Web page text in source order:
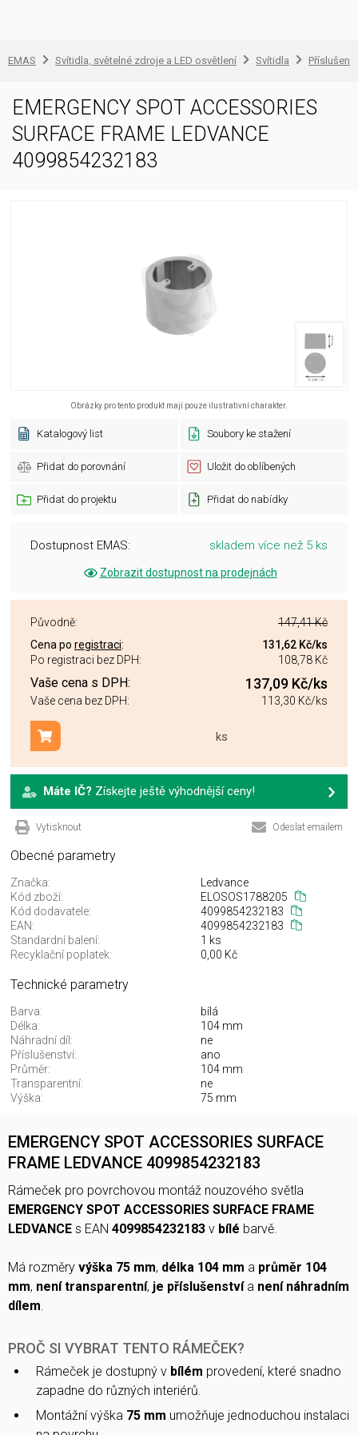
EMAS Svítidla, světelné zdroje a LED osvětlení Svítidla
EMERGENCY SPOT ACCESSORIES
SURFACE FRAME LEDVANCE
4099854232183
Obrázky pro tento produkt mají pouze ilustrativní charakter.
Katalogový list Soubory ke stažení
Přidat do porovnání Uložit do oblíbených
Přidat do projektu Přidat do nabídky
Dostupnost EMAS: skladem více než 5 ks
Zobrazit dostupnost na prodejnách
Původně:
147,41 Kč
Cena po registraci: 131,62 Kč/ks
Po registraci bez DPH:
108,78 Kč
Vaše cena s DPH: 137,09 Kč/ks
Vaše cena bez DPH: 113,30 Kč/ks
ks
Přidat do košíku
Máte IČ? Získejte ještě výhodnější ceny!
Vytisknout Odeslat emailem
Obecné parametry
Značka:
Ledvance
Kód zboží:
ELOSOS1788205
Kód dodavatele:
4099854232183
EAN:
4099854232183
Standardní balení:
1 ks
Recyklační poplatek:
0,00 Kč
Technické parametry
Barva:
bílá
Délka:
104 mm
Náhradní díl:
ne
Příslušenství:
ano
Průměr:
104 mm
Transparentní:
ne
Výška:
75 mm
EMERGENCY SPOT ACCESSORIES SURFACE
FRAME LEDVANCE 4099854232183
Rámeček pro povrchovou montáž nouzového světla
EMERGENCY SPOT ACCESSORIES SURFACE FRAME
LEDVANCE s EAN 4099854232183 v bílé barvě.
Má rozměry výška 75 mm, délka 104 mm a průměr 104
mm, není transparentní, je příslušenstvía není náhradním
dílem.
PROČ SI VYBRAT TENTO RÁMEČEK?
Rámeček je dostupný v bílém provedení, které snadno
zapadne do různých interiérů.
Montážní výška 75 mm umožňuje jednoduchou instalaci